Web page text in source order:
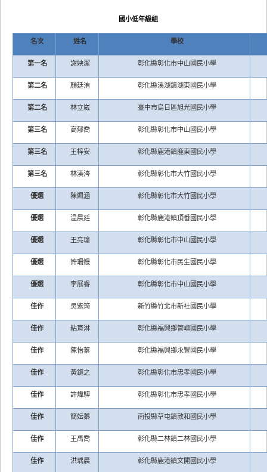
國小低年級組
名次 姓名 學校
第一名 謝姎潔 彰化縣彰化市中山國民小學
第二名 顏廷洧 彰化縣溪湖鎮湖東國民小學
第二名 林立崴 臺中市烏日區旭光國民小學
第三名 高郁喬 彰化縣彰化市中山國民小學
第三名 王梓安 彰化縣鹿港鎮鹿東國民小學
第三名 林渼涔 彰化縣彰化市大竹國民小學
優選 陳姵涵 彰化縣彰化市大竹國民小學
優選 温晨廷 彰化縣鹿港鎮頂番國民小學
優選 王亮瑜 彰化縣彰化市中山國民小學
優選 許珊嫚 彰化縣彰化市民生國民小學
優選 李展睿 彰化縣彰化市中山國民小學
佳作 吳紫筠 新竹縣竹北市新社國民小學
佳作 粘育淋 彰化縣福興鄉管嶼國民小學
佳作 陳怡蓁 彰化縣福興鄉永豐國民小學
佳作 黃鏡之 彰化縣彰化市忠孝國民小學
佳作 許煒驊 彰化縣彰化市忠孝國民小學
佳作 簡妘蓁 南投縣草屯鎮敦和國民小學
佳作 王禹喬 彰化縣二林鎮二林國民小學
佳作 洪瑀晨 彰化縣鹿港鎮文開國民小學